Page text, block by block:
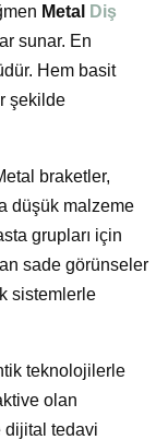
Metal
Diş
sunar. En
Hem basit
şekilde
braketler,
düşük malzeme
grupları için
sade görünseler
sistemlerle
teknolojilerle
olan
dijital tedavi